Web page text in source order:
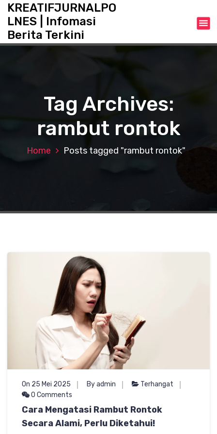
t
KREATIFJURNALPO
LNES | Infomasi
Berita Terkini
Tag Archives:
rambut rontok
Home Posts tagged "rambut rontok"
On 25 Mei 2025 By admin
Terhangat
0 Comments
Cara Mengatasi Rambut Rontok
Secara Alami, Perlu Diketahui!